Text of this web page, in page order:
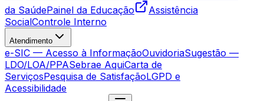
da SaúdePainel da Educação
Assistência
SocialControle Interno
Atendimento
e-SIC — Acesso à InformaçãoOuvidoriaSugestão —
LDO/LOA/PPASebrae AquiCarta de
ServiçosPesquisa de SatisfaçãoLGPD e
Acessibilidade